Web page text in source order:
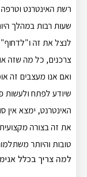
רשת האינטרנט וטרפה
שעות רבות במהלך
לנצל את זה ו"לדחוף"
צרכנים, כל מה שזה
ואם אנו מעצבים זה
שיודע לפתח ולעשות
האינטרנט, ימצא אין
את זה בצורה
טובות והיותר
למה צריך בכלל